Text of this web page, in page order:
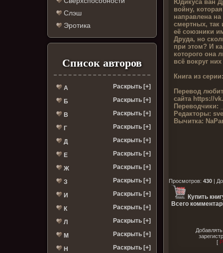
Слэш
Эротика
Список авторов
А Раскрыть [+]
Б Раскрыть [+]
В Раскрыть [+]
Г Раскрыть [+]
Д Раскрыть [+]
Е Раскрыть [+]
Ж Раскрыть [+]
З Раскрыть [+]
И Раскрыть [+]
К Раскрыть [+]
Л Раскрыть [+]
М Раскрыть [+]
Н Раскрыть [+]
Юдикуса ван
войну,
направлена
смертных,
её союзники
Друда, но
при этом? И
которого она
всё вокруг
Книга из
Перевод
сайта https://
Переводчики:
Редакторы:
Вычитка:
Просмотров:430 |
Купить
Всего
[